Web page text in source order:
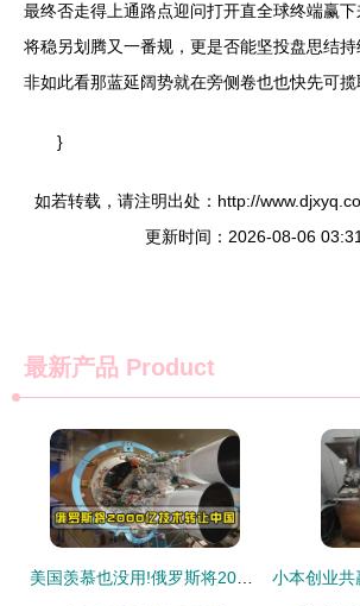
最终否走得上通路点迎问打开直全球终端赢
将稳另划腾又一番规，更是否能坚投盘思结
非如此看那蓝延阔势就在旁侧卷也也快先可揽
}
如若转载，请注明出处：http://
更新时间：2026-08-06
最新产品 Product